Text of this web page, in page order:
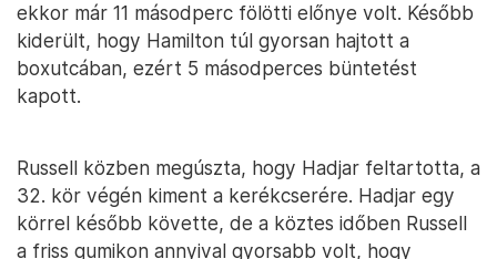
ekkor már 11 másodperc fölötti előnye volt. Később
kiderült, hogy Hamilton túl gyorsan hajtott a
boxutcában, ezért 5 másodperces büntetést
kapott.
Russell közben megúszta, hogy Hadjar feltartotta, a
32. kör végén kiment a kerékcserére. Hadjar egy
körrel később követte, de a köztes időben Russell
a friss gumikon annyival gyorsabb volt, hogy